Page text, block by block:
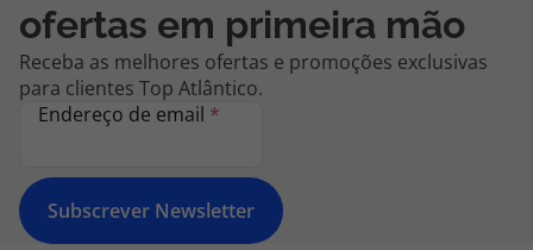
ofertas em primeira mão
Receba as melhores ofertas e promoções exclusivas
para clientes Top Atlântico.
Endereço de email *
Subscrever Newsletter